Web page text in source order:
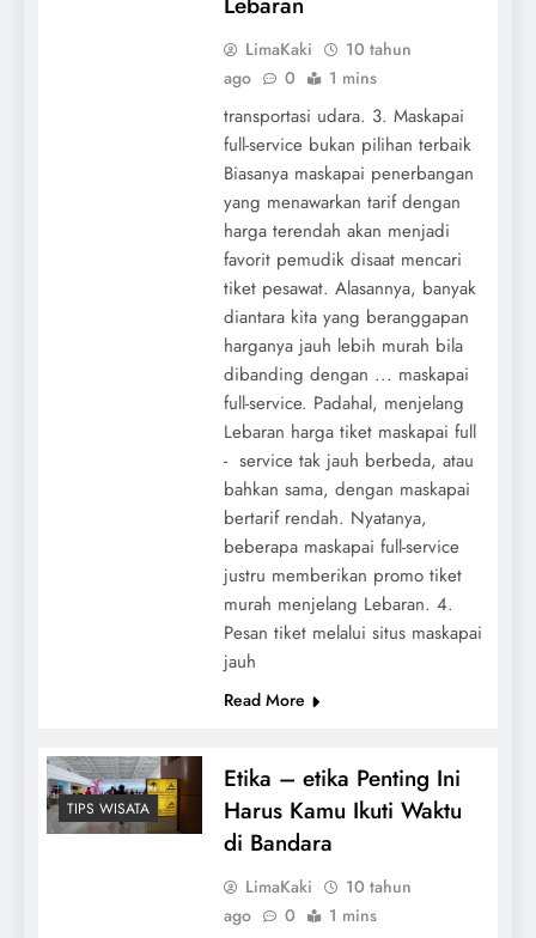
LimaKaki
10 tahun
ago
0 1 mins
transportasi udara. 3. Maskapai
full-service bukan pilihan terbaik
Biasanya maskapai penerbangan
yang menawarkan tarif dengan
harga terendah akan menjadi
favorit pemudik disaat mencari
tiket pesawat. Alasannya, banyak
diantara kita yang beranggapan
harganya jauh lebih murah bila
dibanding dengan ... maskapai
full-service. Padahal, menjelang
Lebaran harga tiket maskapai full
- service tak jauh berbeda, atau
bahkan sama, dengan maskapai
bertarif rendah. Nyatanya,
beberapa maskapai full-service
justru memberikan promo tiket
murah menjelang Lebaran. 4.
Pesan tiket melalui situs maskapai
jauh
Read More
TIPS WISATA
Etika – etika Penting Ini
Harus Kamu Ikuti Waktu
di Bandara
LimaKaki
10 tahun
ago
0 1 mins